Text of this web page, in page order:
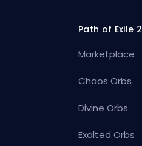
Path of Exile 2
Marketplace
Chaos Orbs
Divine Orbs
Exalted Orbs